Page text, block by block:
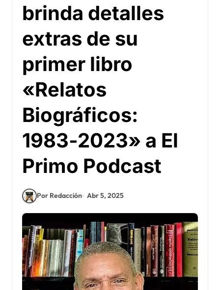
brinda detalles
extras de su
primer libro
«Relatos
Biográficos:
1983-2023» a El
Primo Podcast
Por Redacción Abr 5, 2025